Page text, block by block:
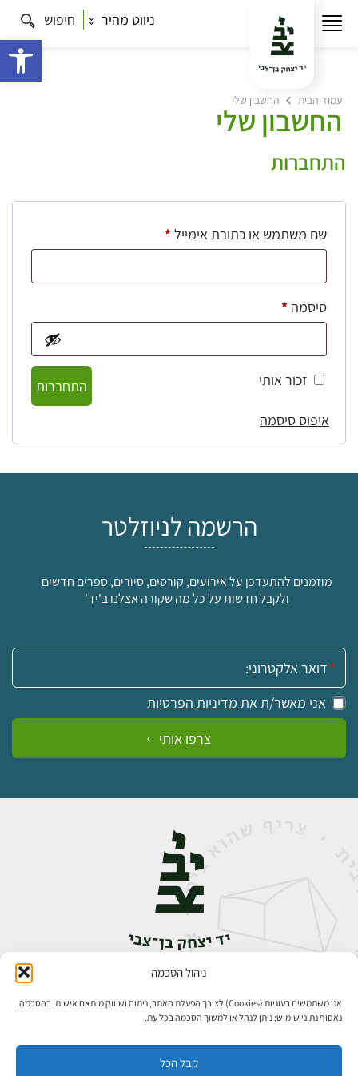
ניהול הסכמה
אנו משתמשים בעוגיות (Cookies) לצורך הפעלת האתר, ניתוח ושיווק מותאם אישית. בהסכמה,
נאסוף נתוני שימוש; ניתן לנהל או למשוך הסכמה בכל עת.
קבל הכל
ניווט מהיר חיפוש
עמוד הבית החשבון שלי
החשבון שלי
התחברות
שם משתמש או כתובת אימייל*חובה
סיסמה *חובה
זכור אותי
התחברות
איפוס סיסמה
הרשמה לניוזלטר
מוזמנים להתעדכן על אירועים, קורסים, סיורים, ספרים חדשים
ולקבל חדשות על כל מה שקורה אצלנו ב'יד'
אימייל:
אני מאשר/ת את מדיניות הפרטיות
צרפו אותי
אבן גבירול 14, רחביה, ירושלים